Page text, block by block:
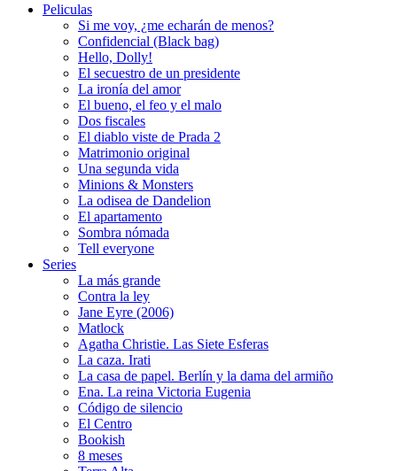
Peliculas
Si me voy, ¿me echarán de menos?
Confidencial (Black bag)
Hello, Dolly!
El secuestro de un presidente
La ironía del amor
El bueno, el feo y el malo
Dos fiscales
El diablo viste de Prada 2
Matrimonio original
Una segunda vida
Minions & Monsters
La odisea de Dandelion
El apartamento
Sombra nómada
Tell everyone
Series
La más grande
Contra la ley
Jane Eyre (2006)
Matlock
Agatha Christie. Las Siete Esferas
La caza. Irati
La casa de papel. Berlín y la dama del armiño
Ena. La reina Victoria Eugenia
Código de silencio
El Centro
Bookish
8 meses